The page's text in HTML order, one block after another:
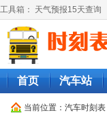
工具箱： 天气预报15天查询
首页 汽车站
当前位置： 汽车时刻表